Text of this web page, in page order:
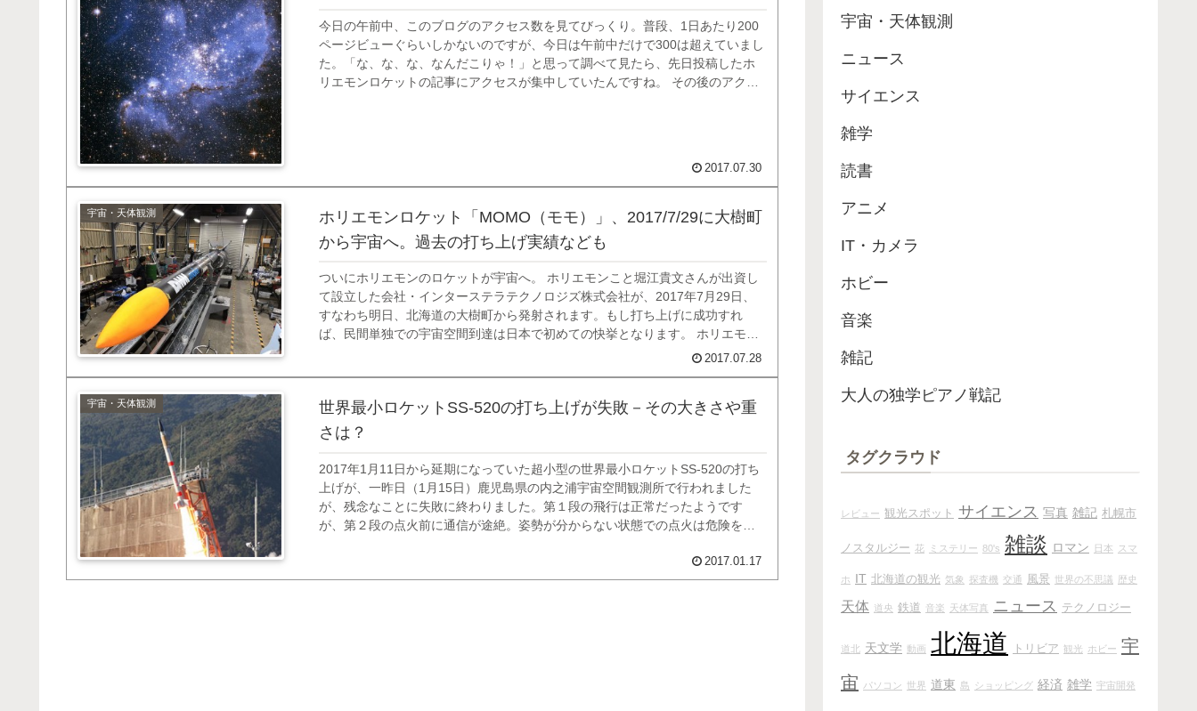
今日の午前中、このブログのアクセス数を見てびっくり。普段、1日あたり200
ページビューぐらいしかないのですが、今日は午前中だけで300は超えていまし
た。「な、な、な、なんだこりゃ！」と思って調べて見たら、先日投稿したホ
リエモンロケットの記事にアクセスが集中していたんですね。 その後のアクセ
2017.07.30
宇宙・天体観測
ホリエモンロケット「MOMO（モモ）」、2017/7/29に大樹町
から宇宙へ。過去の打ち上げ実績なども
ついにホリエモンのロケットが宇宙へ。 ホリエモンこと堀江貴文さんが出資し
て設立した会社・インターステラテクノロジズ株式会社が、2017年7月29日、
すなわち明日、北海道の大樹町から発射されます。もし打ち上げに成功すれ
ば、民間単独での宇宙空間到達は日本で初めての快挙となります。 ホリエモ
ン、ライブドアの時代から宇宙事業の夢を語っていたのを良く覚えています。
2017.07.28
宇宙・天体観測
世界最小ロケットSS-520の打ち上げが失敗－その大きさや重
さは？
2017年1月11日から延期になっていた超小型の世界最小ロケットSS-520の打ち
上げが、一昨日（1月15日）鹿児島県の内之浦宇宙空間観測所で行われました
が、残念なことに失敗に終わりました。第１段の飛行は正常だったようです
が、第２段の点火前に通信が途絶。姿勢が分からない状態での点火は危険を伴
2017.01.17
宇宙・天体観測
ニュース
サイエンス
雑学
読書
アニメ
IT・カメラ
ホビー
音楽
雑記
大人の独学ピアノ戦記
タグクラウド
レビュー 観光スポット サイエンス 写真 雑記 札幌市
ノスタルジー 花 ミステリー 80's 雑談 ロマン 日本 スマ
ホ IT 北海道の観光 気象 探査機 交通 風景 世界の不思議 歴史
天体 道央 鉄道 音楽 天体写真 ニュース テクノロジー
道北 天文学 動画 北海道 トリビア 観光 ホビー 宇
宙 パソコン 世界 道東 島 ショッピング 経済 雑学 宇宙開発